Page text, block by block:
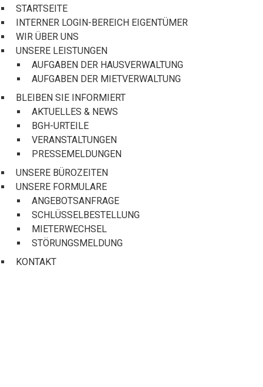
STARTSEITE
INTERNER LOGIN-BEREICH EIGENTÜMER
WIR ÜBER UNS
UNSERE LEISTUNGEN
AUFGABEN DER HAUSVERWALTUNG
AUFGABEN DER MIETVERWALTUNG
BLEIBEN SIE INFORMIERT
AKTUELLES & NEWS
BGH-URTEILE
VERANSTALTUNGEN
PRESSEMELDUNGEN
UNSERE BÜROZEITEN
UNSERE FORMULARE
ANGEBOTSANFRAGE
SCHLÜSSELBESTELLUNG
MIETERWECHSEL
STÖRUNGSMELDUNG
KONTAKT